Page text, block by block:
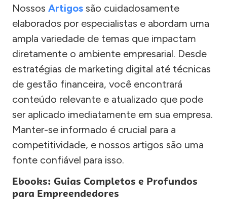
Nossos Artigos são cuidadosamente
elaborados por especialistas e abordam uma
ampla variedade de temas que impactam
diretamente o ambiente empresarial. Desde
estratégias de marketing digital até técnicas
de gestão financeira, você encontrará
conteúdo relevante e atualizado que pode
ser aplicado imediatamente em sua empresa.
Manter-se informado é crucial para a
competitividade, e nossos artigos são uma
fonte confiável para isso.
Ebooks: Guias Completos e Profundos
para Empreendedores